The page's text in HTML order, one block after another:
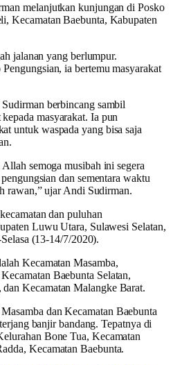
melanjutkan kunjungan di Posko
Kecamatan Baebunta, Kabupaten
jalanan yang berlumpur.
ia bertemu masyarakat
berbincang sambil
masyarakat. Ia pun
untuk waspada yang bisa saja
semoga musibah ini segera
dan sementara waktu
rawan,” ujar Andi Sudirman.
dan puluhan
Luwu Utara, Sulawesi Selatan,
(13-14/7/2020).
Kecamatan Masamba,
Baebunta Selatan,
Kecamatan Malangke Barat.
dan Kecamatan Baebunta
banjir bandang. Tepatnya di
Bone Tua, Kecamatan
Kecamatan Baebunta.